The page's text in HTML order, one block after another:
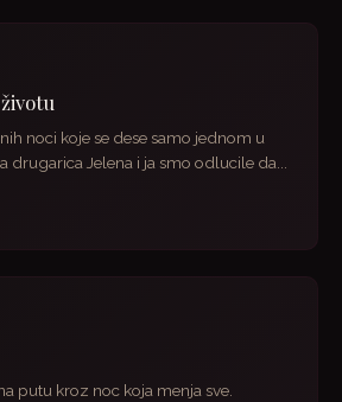
noci koje se dese samo jednom u
drugarica Jelena i ja smo odlucile da...
putu kroz noc koja menja sve.